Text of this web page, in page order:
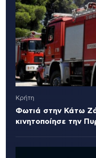
Κρήτη
Φωτιά στην Κάτω
κινητοποίησε την